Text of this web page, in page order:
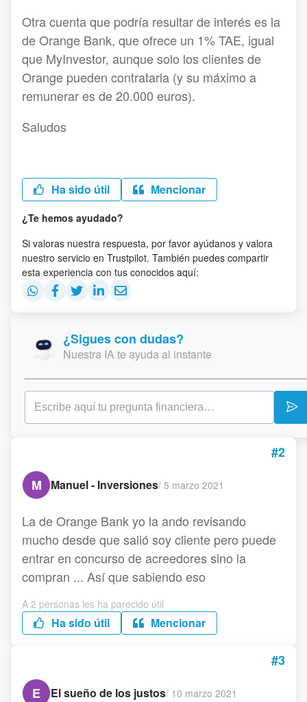
Otra cuenta que podría resultar de interés es la
de Orange Bank, que ofrece un 1% TAE, igual
que MyInvestor, aunque solo los clientes de
Orange pueden contratarla (y su máximo a
remunerar es de 20.000 euros).
Saludos
Ha sido útil Mencionar
¿Te hemos ayudado?
Si valoras nuestra respuesta, por favor ayúdanos y valora
nuestro servicio en Trustpilot. También puedes compartir
esta experiencia con tus conocidos aquí:
¿Sigues con dudas?
Nuestra IA te ayuda al instante
#2
M
Manuel - Inversiones/ 5 marzo 2021
La de Orange Bank yo la ando revisando
mucho desde que salió soy cliente pero puede
entrar en concurso de acreedores sino la
compran ... Así que sabiendo eso
A 2 personas les ha parecido útil
Ha sido útil Mencionar
#3
E
El sueño de los justos/ 10 marzo 2021